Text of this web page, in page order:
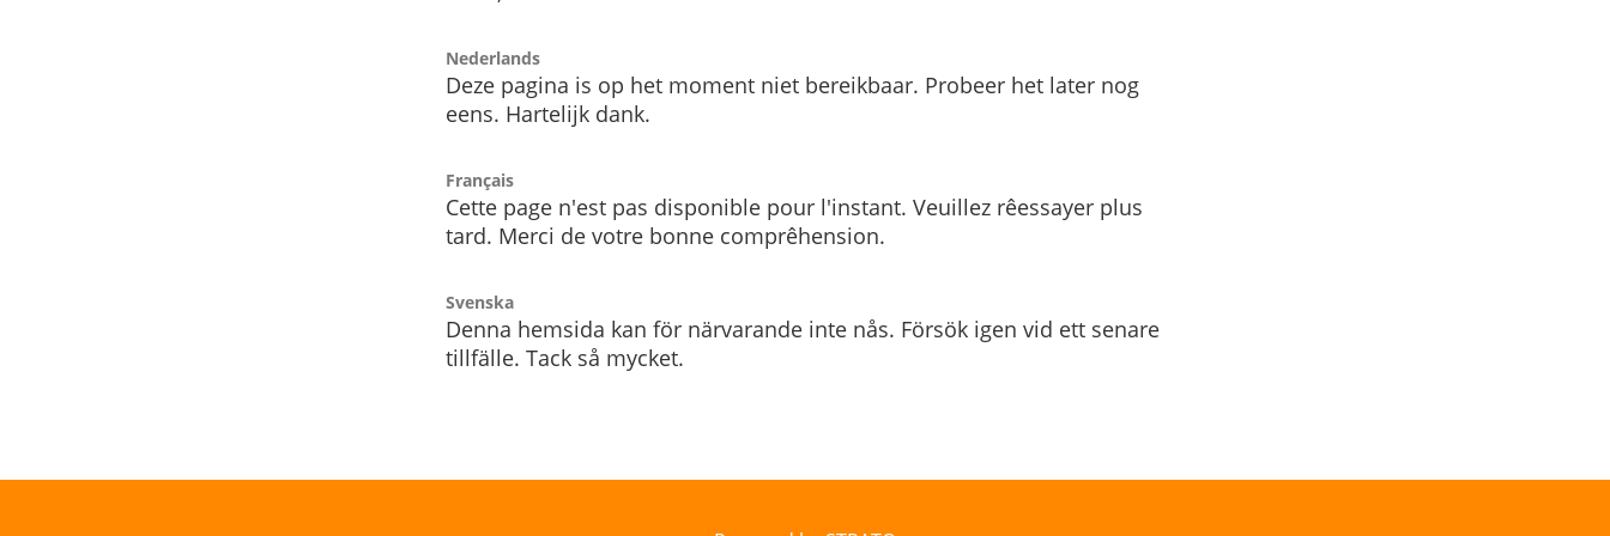
Nederlands
Deze pagina is op het moment niet bereikbaar. Probeer het later nog
eens. Hartelijk dank.
Français
Cette page n'est pas disponible pour l'instant. Veuillez rêessayer plus
tard. Merci de votre bonne comprêhension.
Svenska
Denna hemsida kan för närvarande inte nås. Försök igen vid ett senare
tillfälle. Tack så mycket.